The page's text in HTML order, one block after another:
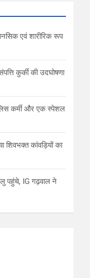
एवं शारीरिक रूप
कुर्की की उदघोषणा
कर्मी और एक स्पेशल
शिवभक्त कांवड़ियों का
पहुंचे, IG गढ़वाल ने